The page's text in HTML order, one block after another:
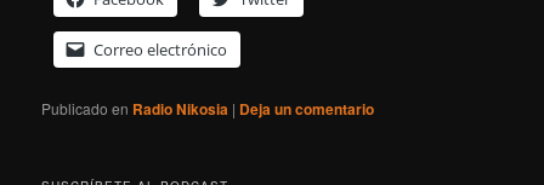
Correo electrónico
Publicado en Radio Nikosia | Deja un comentario